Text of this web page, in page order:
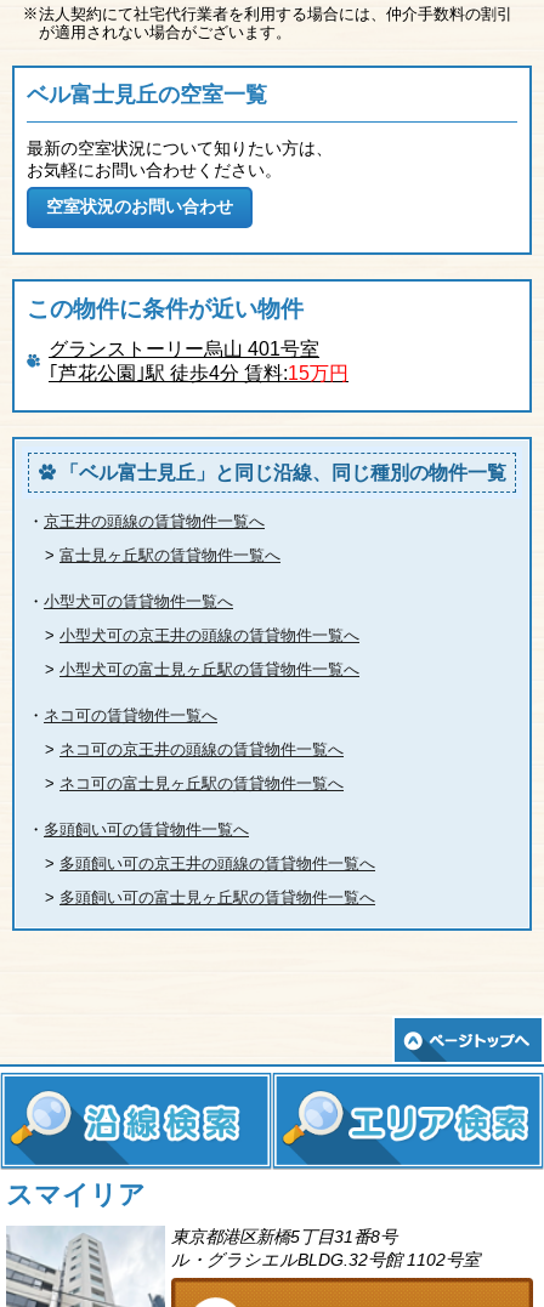
法人契約にて社宅代行業者を利用する場合には、仲介手数料の割引
が適用されない場合がございます。
ベル富士見丘の空室一覧
最新の空室状況について知りたい方は、
お気軽にお問い合わせください。
この物件に条件が近い物件
グランストーリー烏山 401号室
｢芦花公園｣駅 徒歩4分 賃料:15万円
「ベル富士見丘」と同じ沿線、同じ種別の物件一覧
・ 京王井の頭線の賃貸物件一覧へ
> 富士見ヶ丘駅の賃貸物件一覧へ
・ 小型犬可の賃貸物件一覧へ
> 小型犬可の京王井の頭線の賃貸物件一覧へ
> 小型犬可の富士見ヶ丘駅の賃貸物件一覧へ
・ ネコ可の賃貸物件一覧へ
> ネコ可の京王井の頭線の賃貸物件一覧へ
> ネコ可の富士見ヶ丘駅の賃貸物件一覧へ
・ 多頭飼い可の賃貸物件一覧へ
> 多頭飼い可の京王井の頭線の賃貸物件一覧へ
> 多頭飼い可の富士見ヶ丘駅の賃貸物件一覧へ
スマイリア
東京都港区新橋5丁目31番8号
ル・グラシエルBLDG.32号館 1102号室